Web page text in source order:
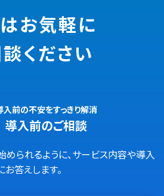
お気軽に
ください
入前の不安をすっきり解消
導入前のご相談
られるように、サービス内容や導入
答えします。